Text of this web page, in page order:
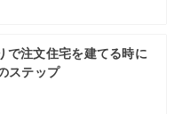
で注文住宅を建てる時に
ステップ